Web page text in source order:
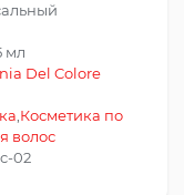
мл
Del Colore
,Косметика по
волос
02